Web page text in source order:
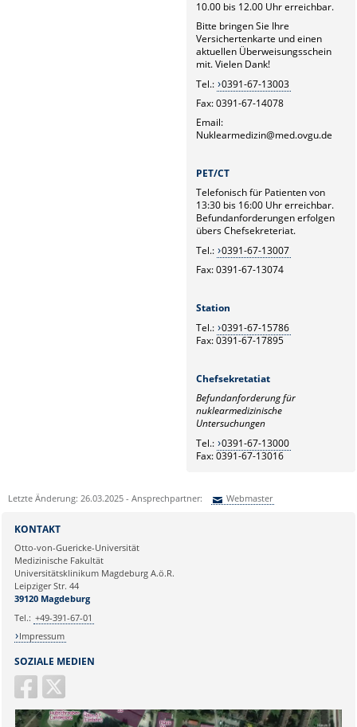
10.00 bis 12.00 Uhr erreichbar.
Bitte bringen Sie Ihre
Versichertenkarte und einen
aktuellen Überweisungsschein
mit. Vielen Dank!
Tel.: 0391-67-13003
Fax: 0391-67-14078
Email:
Nuklearmedizin@med.ovgu.de
PET/CT
Telefonisch für Patienten von
13:30 bis 16:00 Uhr erreichbar.
Befundanforderungen erfolgen
übers Chefsekreteriat.
Tel.: 0391-67-13007
Fax: 0391-67-13074
Station
Tel.: 0391-67-15786
Fax: 0391-67-17895
Chefsekretatiat
Befundanforderung für
nuklearmedizinische
Untersuchungen
Tel.: 0391-67-13000
Fax: 0391-67-13016
Letzte Änderung: 26.03.2025 - Ansprechpartner: Webmaster
Ihre E-Mailadresse:
Ihr Anliegen:
SOZIALE MEDIEN
KONTAKT
Otto-von-Guericke-Universität
Medizinische Fakultät
Universitätsklinikum Magdeburg A.ö.R.
Leipziger Str. 44
39120 Magdeburg
Tel.: +49-391-67-01
Impressum